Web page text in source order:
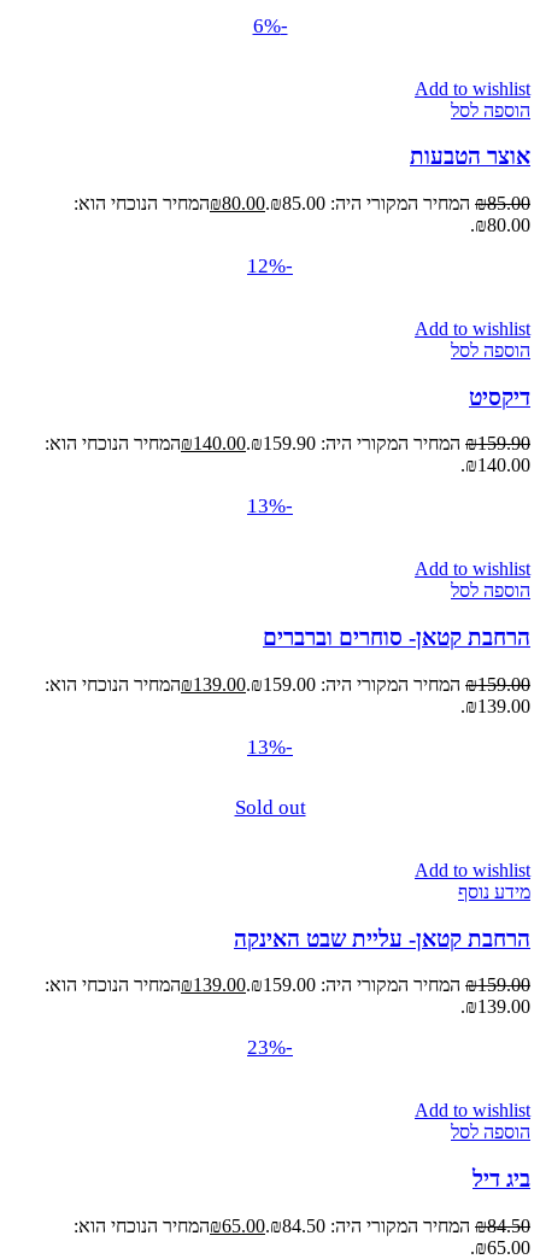
-6%
Add to wishlist
הוספה לסל
אוצר הטבעות
₪85.00 המחיר המקורי היה: ₪85.00. ₪80.00
המחיר הנוכחי הוא:
₪80.00.
-12%
Add to wishlist
הוספה לסל
דיקסיט
₪159.90 המחיר המקורי היה: ₪159.90. ₪140.00
המחיר הנוכחי הוא:
₪140.00.
-13%
Add to wishlist
הוספה לסל
הרחבת קטאן- סוחרים וברברים
₪159.00 המחיר המקורי היה: ₪159.00. ₪139.00
המחיר הנוכחי הוא:
₪139.00.
-13%
Sold out
Add to wishlist
מידע נוסף
הרחבת קטאן- עליית שבט האינקה
₪159.00 המחיר המקורי היה: ₪159.00. ₪139.00
המחיר הנוכחי הוא:
₪139.00.
-23%
Add to wishlist
הוספה לסל
ביג דיל
₪84.50 המחיר המקורי היה: ₪84.50. ₪65.00
המחיר הנוכחי הוא:
₪65.00.